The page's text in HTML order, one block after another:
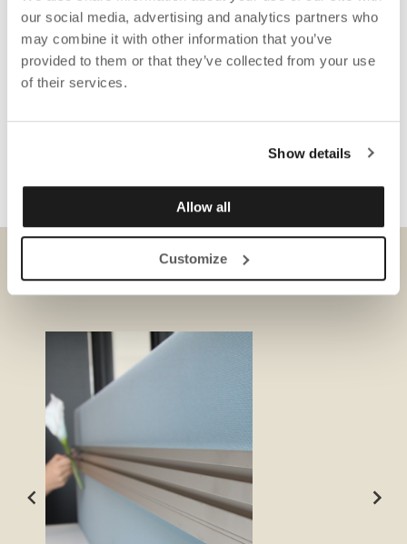
our social media, advertising and analytics partners who
may combine it with other information that you’ve
provided to them or that they’ve collected from your use
of their services.
Show details
Allow all
Customize
DOWNLOADS